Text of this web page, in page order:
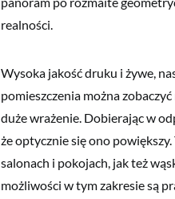
realności.
Wysoka jakość druku i żywe,
pomieszczenia można
duże wrażenie. Dobierając w
że optycznie się ono
salonach i pokojach, jak też
możliwości w tym zakresie są